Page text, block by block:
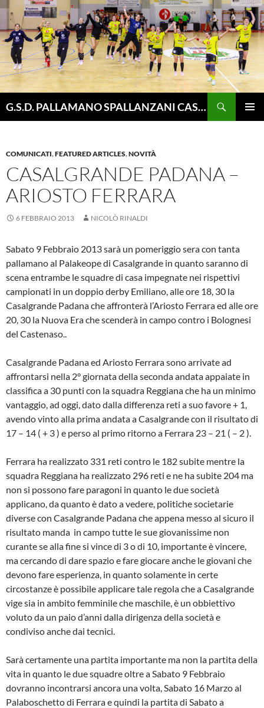
Vai
contenuto
G.S.D. PALLAMANO SPALLANZANI CASALGRANDE
COMUNICATI,FEATURED ARTICLES,NOVITÀ
CASALGRANDE PADANA –
ARIOSTO FERRARA
6 FEBBRAIO 2013 NICOLÒ RINALDI
Sabato 9 Febbraio 2013 sarà un pomeriggio sera con tanta
pallamano al Palakeope di Casalgrande in quanto saranno di
scena entrambe le squadre di casa impegnate nei rispettivi
campionati in un doppio derby Emiliano, alle ore 18, 30 la
Casalgrande Padana che affronterà l’Ariosto Ferrara ed alle ore
20, 30 la Nuova Era che scenderà in campo contro i Bolognesi
del Castenaso..
Casalgrande Padana ed Ariosto Ferrara sono arrivate ad
affrontarsi nella 2° giornata della seconda andata appaiate in
classifica a 30 punti con la squadra Reggiana che ha un minimo
vantaggio, ad oggi, dato dalla differenza reti a suo favore + 1,
avendo vinto alla prima andata a Casalgrande con il risultato di
17 – 14 ( + 3 ) e perso al primo ritorno a Ferrara 23 – 21 ( – 2 ).
Ferrara ha realizzato 331 reti contro le 182 subite mentre la
squadra Reggiana ha realizzato 296 reti e ne ha subite 204 ma
non si possono fare paragoni in quanto le due società
applicano, da quanto è dato a vedere, politiche societarie
diverse con Casalgrande Padana che appena messo al sicuro il
risultato manda in campo tutte le sue giovanissime non
curante se alla fine si vince di 3 o di 10, importante è vincere,
ma cercando di dare spazio e fare giocare anche le giovani che
devono fare esperienza, in quanto solamente in certe
circostanze è possibile applicare tale regola che a Casalgrande
vige sia in ambito femminile che maschile, è un obbiettivo
voluto da un paio d’anni dalla dirigenza della società e
condiviso anche dai tecnici.
Sarà certamente una partita importante ma non la partita della
vita in quanto le due squadre oltre a Sabato 9 Febbraio
dovranno incontrarsi ancora una volta, Sabato 16 Marzo al
Palaboschetto di Ferrara e quindi la partita di Sabato a